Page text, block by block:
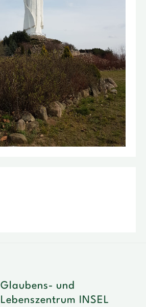
Glaubens- und
Lebenszentrum INSEL